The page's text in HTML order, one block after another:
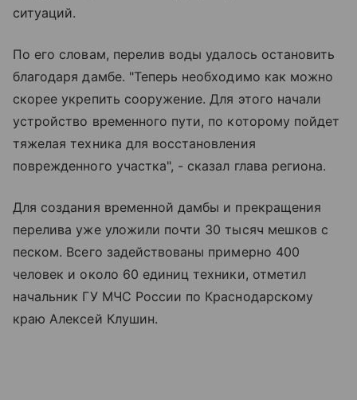
ситуаций.
По его словам, перелив воды удалось остановить
благодаря дамбе. "Теперь необходимо как можно
скорее укрепить сооружение. Для этого начали
устройство временного пути, по которому пойдет
тяжелая техника для восстановления
поврежденного участка", - сказал глава региона.
Для создания временной дамбы и прекращения
перелива уже уложили почти 30 тысяч мешков с
песком. Всего задействованы примерно 400
человек и около 60 единиц техники, отметил
начальник ГУ МЧС России по Краснодарскому
краю Алексей Клушин.